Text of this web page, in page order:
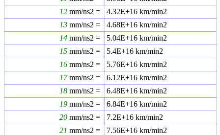
12 mm/ns2 = 4.32E+16 km/min2
13 mm/ns2 = 4.68E+16 km/min2
14 mm/ns2 = 5.04E+16 km/min2
15 mm/ns2 = 5.4E+16 km/min2
16 mm/ns2 = 5.76E+16 km/min2
17mm/ns2 = 6.12E+16 km/min2
18 mm/ns2 = 6.48E+16 km/min2
19 mm/ns2 = 6.84E+16 km/min2
20 mm/ns2 = 7.2E+16 km/min2
21 mm/ns2 = 7.56E+16 km/min2